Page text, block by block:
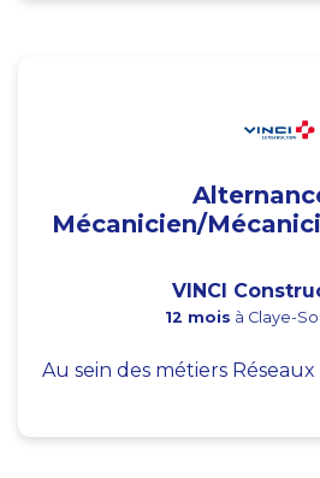
Mécanicien/
VINCI
12 mois à Claye-
Au sein des métiers Réseaux